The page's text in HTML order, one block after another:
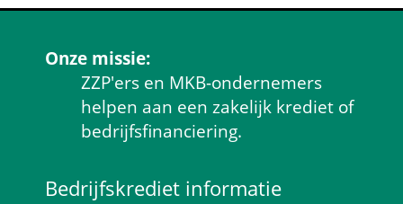
Onze missie:
ZZP'ers en MKB-ondernemers
helpen aan een zakelijk krediet of
bedrijfsfinanciering.
Bedrijfskrediet informatie